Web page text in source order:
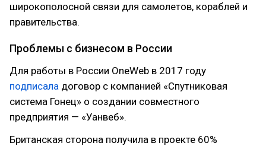
широкополосной связи для самолетов, кораблей и
правительства.
Проблемы с бизнесом в России
Для работы в России OneWeb в 2017 году
подписала договор с компанией «Спутниковая
система Гонец» о создании совместного
предприятия — «Уанвеб».
Британская сторона получила в проекте 60%